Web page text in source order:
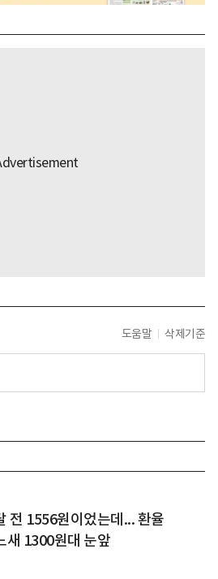
도움말 삭제기준
전 1556원이었는데... 환율
새 1300원대 눈앞